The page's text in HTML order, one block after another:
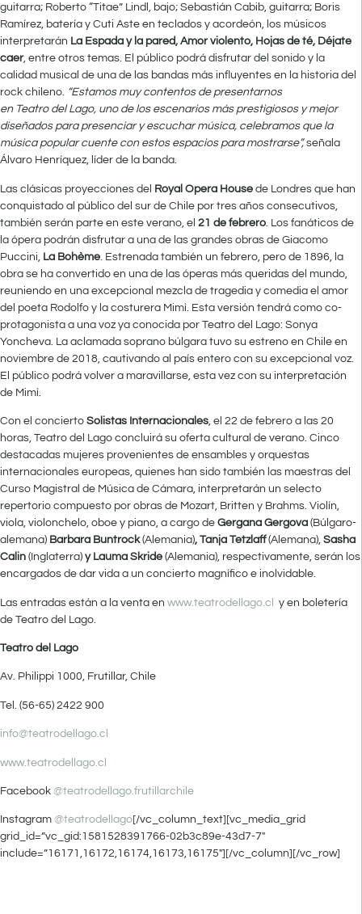
guitarra; Roberto “Titae” Lindl, bajo; Sebastián Cabib, guitarra; Boris
Ramírez, batería y Cuti Aste en teclados y acordeón, los músicos
interpretarán La Espada y la pared, Amor violento, Hojas de té, Déjate
caer, entre otros temas. El público podrá disfrutar del sonido y la
calidad musical de una de las bandas más influyentes en la historia del
rock chileno. “Estamos muy contentos de presentarnos
en Teatro del Lago, uno de los escenarios más prestigiosos y mejor
diseñados para presenciar y escuchar música, celebramos que la
música popular cuente con estos espacios para mostrarse”,señala
Álvaro Henríquez, líder de la banda.
Las clásicas proyecciones del Royal Opera House de Londres que han
conquistado al público del sur de Chile por tres años consecutivos,
también serán parte en este verano, el 21 de febrero. Los fanáticos de
la ópera podrán disfrutar a una de las grandes obras de Giacomo
Puccini, La Bohème. Estrenada también un febrero, pero de 1896, la
obra se ha convertido en una de las óperas más queridas del mundo,
reuniendo en una excepcional mezcla de tragedia y comedia el amor
del poeta Rodolfo y la costurera Mimì. Esta versión tendrá como co-
protagonista a una voz ya conocida por Teatro del Lago: Sonya
Yoncheva. La aclamada soprano búlgara tuvo su estreno en Chile en
noviembre de 2018, cautivando al país entero con su excepcional voz.
El público podrá volver a maravillarse, esta vez con su interpretación
de Mimì.
Con el concierto Solistas Internacionales, el 22 de febrero a las 20
horas, Teatro del Lago concluirá su oferta cultural de verano. Cinco
destacadas mujeres provenientes de ensambles y orquestas
internacionales europeas, quienes han sido también las maestras del
Curso Magistral de Música de Cámara, interpretarán un selecto
repertorio compuesto por obras de Mozart, Britten y Brahms. Violín,
viola, violonchelo, oboe y piano, a cargo de Gergana Gergova (Búlgaro-
alemana) Barbara Buntrock(Alemania), Tanja Tetzlaff(Alemana), Sasha
Calin (Inglaterra) y Lauma Skride (Alemania), respectivamente, serán los
encargados de dar vida a un concierto magnífico e inolvidable.
Las entradas están a la venta en www.teatrodellago.cl
y en boletería
de Teatro del Lago.
Teatro del Lago
Av. Philippi 1000, Frutillar, Chile
Tel. (56-65) 2422 900
info@teatrodellago.cl
www.teatrodellago.cl
Facebook @teatrodellago.frutillarchile
Instagram @teatrodellago[/vc_column_text][vc_media_grid
grid_id=”vc_gid:1581528391766-02b3c89e-43d7-7″
include=”16171,16172,16174,16173,16175″][/vc_column][/vc_row]